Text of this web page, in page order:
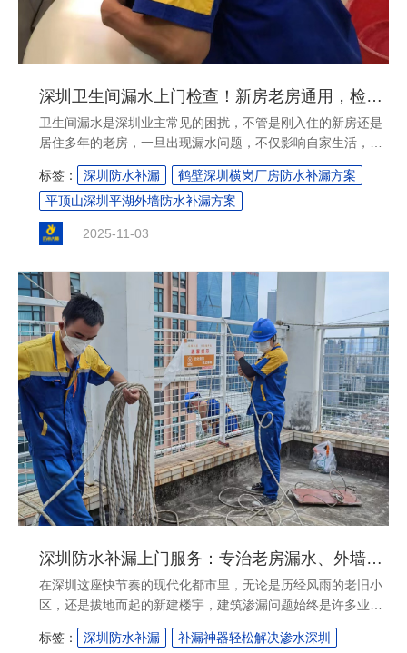
深圳卫生间漏水上门检查！新房老房通用，检测后附定制维修方案
卫生间漏水是深圳业主常见的困扰，不管是刚入住的新房还是
居住多年的老房，一旦出现漏水问题，不仅影响自家生活，还
可能引发邻里矛盾。深圳卫生间漏水上门检查能精准解决这一
难题，不管是管道渗漏、防水层破损还是其他隐藏漏点，都能
通过专业检测找到根源，让....
标签： 深圳防水补漏
鹤壁深圳横岗厂房防水补漏方案
平顶山深圳平湖外墙防水补漏方案
2025-11-03
深圳防水补漏上门服务：专治老房漏水、外墙渗水难题
在深圳这座快节奏的现代化都市里，无论是历经风雨的老旧小
区，还是拔地而起的新建楼宇，建筑渗漏问题始终是许多业主
心头的一大困扰。尤其是老房的厨卫漏水和建筑外墙的渗水，
不仅影响日常生活，更可能损坏装修、破坏邻里关系。面对这
标签： 深圳防水补漏
补漏神器轻松解决渗水深圳